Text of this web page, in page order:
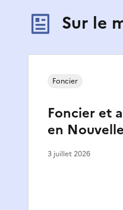
Sur le
Foncier et
en
Foncier
3 juillet 2026